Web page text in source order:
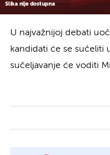
Slika nije dostupna
U najvažnijoj debati
kandidati će se sučeliti
sučeljavanje će voditi